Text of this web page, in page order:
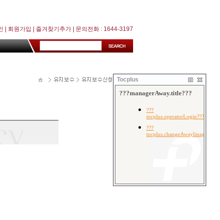
회원가입 즐겨찾기추가 | 문의전화 : 1644-3197
Tocplus